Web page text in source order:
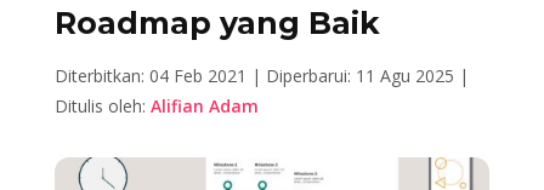
Roadmap yang Baik
Diterbitkan: 04 Feb 2021 | Diperbarui: 11 Agu 2025 |
Ditulis oleh: Alifian Adam